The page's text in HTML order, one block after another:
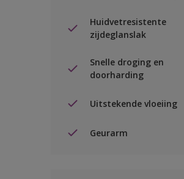
Huidvetresistente
zijdeglanslak
Snelle droging en
doorharding
Uitstekende vloeiing
Geurarm